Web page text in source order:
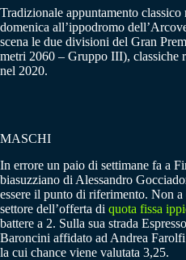
Tradizionale appuntamento
domenica all’ippodromo
scena le due divisioni del Gran
metri 2060 – Gruppo III), classiche
nel 2020.
MASCHI
In errore un paio di settimane fa a
biasuzziano di Alessandro
essere il punto di riferimento. Non
settore dell’offerta di quota fissa
battere a 2. Sulla sua strada
Baroncini affidato ad Andrea
la cui chance viene valutata 3,25.